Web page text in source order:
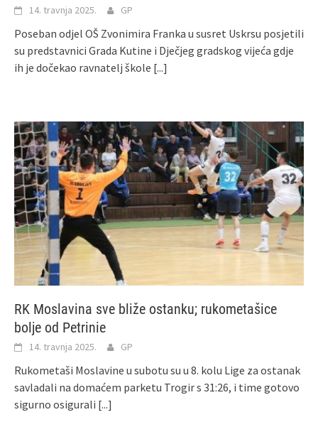
14. travnja 2025. GP
Poseban odjel OŠ Zvonimira Franka u susret Uskrsu posjetili
su predstavnici Grada Kutine i Dječjeg gradskog vijeća gdje
ih je dočekao ravnatelj škole [...]
RK Moslavina sve bliže ostanku; rukometašice
bolje od Petrinie
14. travnja 2025. GP
Rukometaši Moslavine u subotu su u 8. kolu Lige za ostanak
savladali na domaćem parketu Trogir s 31:26, i time gotovo
sigurno osigurali [...]